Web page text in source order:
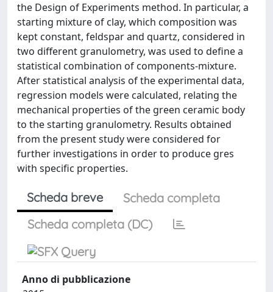
the Design of Experiments method. In particular, a
starting mixture of clay, which composition was
kept constant, feldspar and quartz, considered in
two different granulometry, was used to define a
statistical combination of components-mixture.
After statistical analysis of the experimental data,
regression models were calculated, relating the
mechanical properties of the green ceramic body
to the starting granulometry. Results obtained
from the present study were considered for
further investigations in order to produce gres
with specific properties.
Scheda breve
Scheda completa
Scheda completa (DC)
Anno di pubblicazione